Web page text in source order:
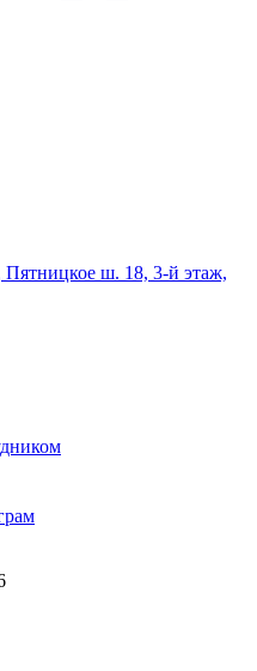
Пятницкое ш. 18, 3-й этаж,